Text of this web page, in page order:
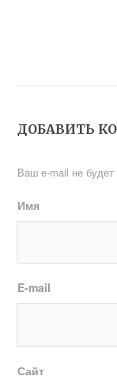
ДОБАВИТЬ
Ваш e-mail не будет
Имя
E-mail
Сайт